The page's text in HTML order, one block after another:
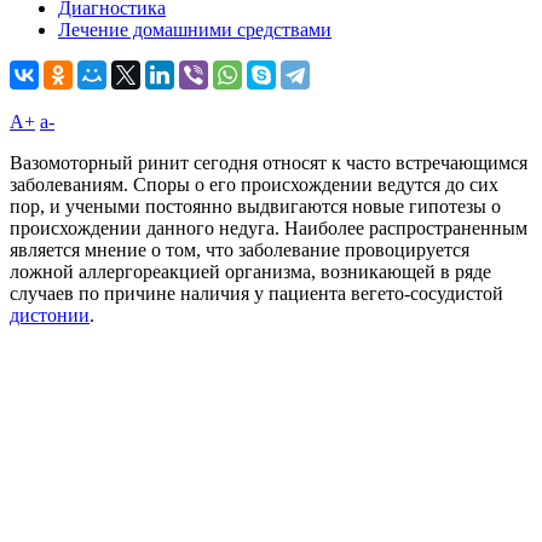
Диагностика
Лечение домашними средствами
A+ а-
Вазомоторный ринит сегодня относят к часто встречающимся
заболеваниям. Споры о его происхождении ведутся до сих
пор, и учеными постоянно выдвигаются новые гипотезы о
происхождении данного недуга. Наиболее распространенным
является мнение о том, что заболевание провоцируется
ложной аллергореакцией организма, возникающей в ряде
случаев по причине наличия у пациента вегето-сосудистой
дистонии.